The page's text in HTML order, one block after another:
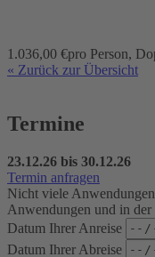
1.036,00 €pro Person,
« Zurück zur Übersicht
Termine
23.12.26 bis 30.12.26
Termin anfragen
Nicht viele
Anwendungen und in der
Datum Ihrer Anreise
Datum Ihrer Abreise